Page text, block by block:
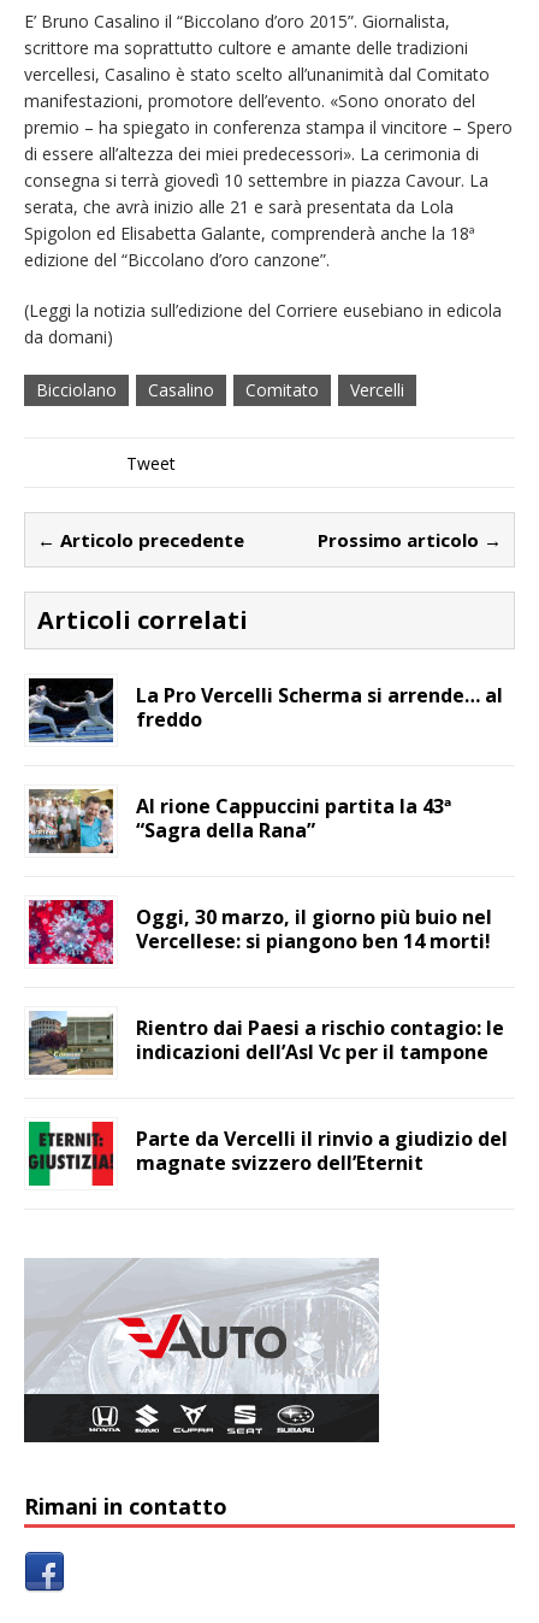
E’ Bruno Casalino il “Biccolano d’oro 2015”. Giornalista,
scrittore ma soprattutto cultore e amante delle tradizioni
vercellesi, Casalino è stato scelto all’unanimità dal Comitato
manifestazioni, promotore dell’evento. «Sono onorato del
premio – ha spiegato in conferenza stampa il vincitore – Spero
di essere all’altezza dei miei predecessori». La cerimonia di
consegna si terrà giovedì 10 settembre in piazza Cavour. La
serata, che avrà inizio alle 21 e sarà presentata da Lola
Spigolon ed Elisabetta Galante, comprenderà anche la 18ª
edizione del “Biccolano d’oro canzone”.
(Leggi la notizia sull’edizione del Corriere eusebiano in edicola
da domani)
Bicciolano Casalino Comitato Vercelli
Tweet
← Articolo precedente Prossimo articolo →
Articoli correlati
La Pro Vercelli Scherma si arrende… al
freddo
Al rione Cappuccini partita la 43ª
“Sagra della Rana”
Oggi, 30 marzo, il giorno più buio nel
Vercellese: si piangono ben 14 morti!
Rientro dai Paesi a rischio contagio: le
indicazioni dell’Asl Vc per il tampone
Parte da Vercelli il rinvio a giudizio del
magnate svizzero dell’Eternit
Rimani in contatto